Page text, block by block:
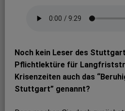
Noch kein Leser des
Pflichtlektüre für
Krisenzeiten auch das
Stuttgart” genannt?